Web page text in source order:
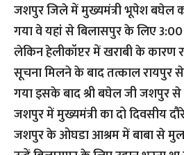
जशपुर जिले में मुख्यमंत्री भूपेश बघेल
गया वे यहां से बिलासपुर के लिए 3:00
लेकिन हेलीकॉप्टर में खराबी के कारण
सूचना मिलने के बाद तत्काल रायपुर
गया इसके बाद श्री बघेल जी जशपुर से
जशपुर में मुख्यमंत्री का दो दिवसीय
जशपुर के ओघडा आश्रम में बाबा से